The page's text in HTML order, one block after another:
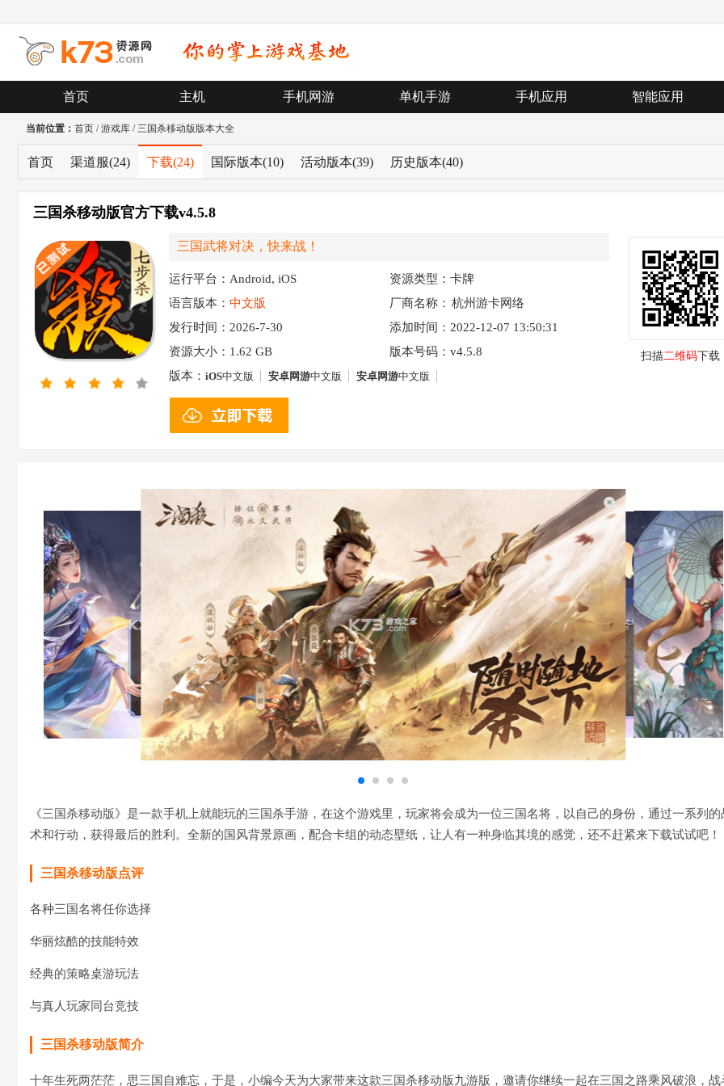
首页 主机 手机网游 单机手游 手机应用 智能应用
当前位置： 首页 /游戏库 /三国杀移动版版本大全
首页 渠道服(24) 下载(24) 国际版本(10) 活动版本(39) 历史版本(40)
三国杀移动版官方下载v4.5.8
三国武将对决，快来战！
运行平台：Android, iOS
资源类型：卡牌
语言版本： 中文版 厂商名称： 杭州游卡网络
技术有限公司
发行时间：2026-7-30
添加时间：2022-12-07 13:50:31
资源大小： 1.62 GB
版本号码：v4.5.8
版本： iOS中文版 安卓网游中文版 安卓网游中文版
扫描二维码下载
《三国杀移动版》是一款手机上就能玩的三国杀手游，在这个游戏里，玩家将会成为一位三国名将，以自己的身份，通过一系列的
术和行动，获得最后的胜利。全新的国风背景原画，配合卡组的动态壁纸，让人有一种身临其境的感觉，还不赶紧来下载试试吧！
三国杀移动版点评
各种三国名将任你选择
华丽炫酷的技能特效
经典的策略桌游玩法
与真人玩家同台竞技
三国杀移动版简介
十年生死两茫茫，思三国自难忘，于是，小编今天为大家带来这款三国杀移动版九游版，邀请你继续一起在三国之路乘风破浪，战